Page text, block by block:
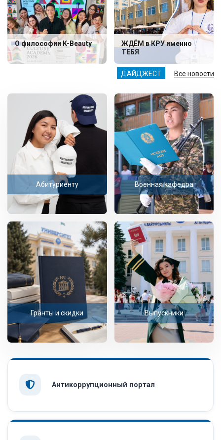
ДАЙДЖЕСТ Все новости
О философии K-Beauty
ЖДЁМ в КРУ именно
ТЕБЯ
Абитуриенту Военная кафедра
Гранты и скидки Выпускники
Антикоррупционный портал